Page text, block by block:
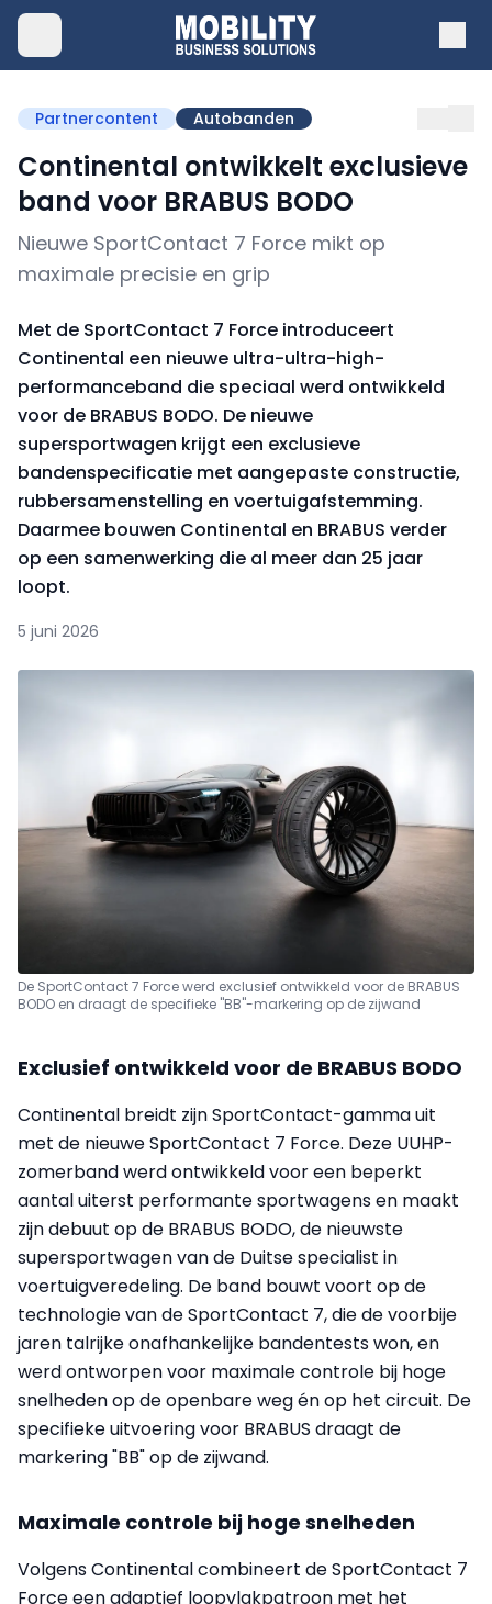
Partnercontent Autobanden
Continental ontwikkelt exclusieve
band voor BRABUS BODO
Nieuwe SportContact 7 Force mikt op
maximale precisie en grip
Met de SportContact 7 Force introduceert
Continental een nieuwe ultra-ultra-high-
performanceband die speciaal werd ontwikkeld
voor de BRABUS BODO. De nieuwe
supersportwagen krijgt een exclusieve
bandenspecificatie met aangepaste constructie,
rubbersamenstelling en voertuigafstemming.
Daarmee bouwen Continental en BRABUS verder
op een samenwerking die al meer dan 25 jaar
loopt.
5 juni 2026
De SportContact 7 Force werd exclusief ontwikkeld voor de BRABUS
BODO en draagt de specifieke "BB"-markering op de zijwand
Exclusief ontwikkeld voor de BRABUS BODO
Continental breidt zijn SportContact-gamma uit
met de nieuwe SportContact 7 Force. Deze UUHP-
zomerband werd ontwikkeld voor een beperkt
aantal uiterst performante sportwagens en maakt
zijn debuut op de BRABUS BODO, de nieuwste
supersportwagen van de Duitse specialist in
voertuigveredeling. De band bouwt voort op de
technologie van de SportContact 7, die de voorbije
jaren talrijke onafhankelijke bandentests won, en
werd ontworpen voor maximale controle bij hoge
snelheden op de openbare weg én op het circuit. De
specifieke uitvoering voor BRABUS draagt de
markering "BB" op de zijwand.
Maximale controle bij hoge snelheden
Volgens Continental combineert de SportContact 7
Force een adaptief loopvlakpatroon met het